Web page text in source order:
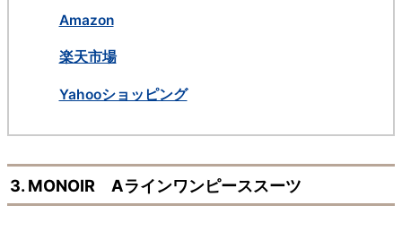
Amazon
楽天市場
Yahooショッピング
3. MONOIR Aラインワンピーススーツ